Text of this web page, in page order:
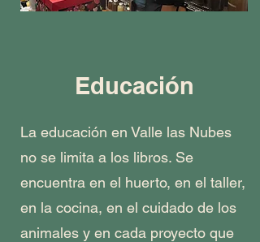
Educación
La educación en Valle las Nubes
no se limita a los libros. Se
encuentra en el huerto, en el taller,
en la cocina, en el cuidado de los
animales y en cada proyecto que